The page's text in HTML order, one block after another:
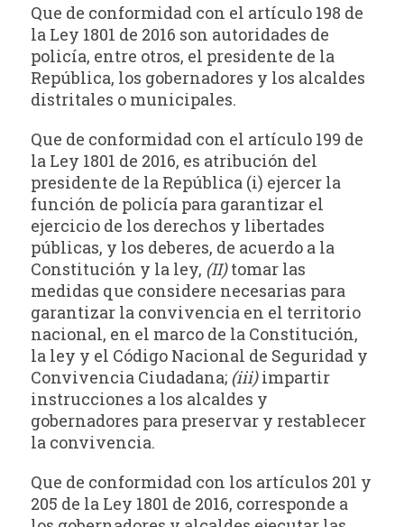
Que de conformidad con el artículo 198 de
la Ley 1801 de 2016 son autoridades de
policía, entre otros, el presidente de la
República, los gobernadores y los alcaldes
distritales o municipales.
Que de conformidad con el artículo 199 de
la Ley 1801 de 2016, es atribución del
presidente de la República (i) ejercer la
función de policía para garantizar el
ejercicio de los derechos y libertades
públicas, y los deberes, de acuerdo a la
Constitución y la ley, (II)tomar las
medidas que considere necesarias para
garantizar la convivencia en el territorio
nacional, en el marco de la Constitución,
la ley y el Código Nacional de Seguridad y
Convivencia Ciudadana; (iii)impartir
instrucciones a los alcaldes y
gobernadores para preservar y restablecer
la convivencia.
Que de conformidad con los artículos 201 y
205 de la Ley 1801 de 2016, corresponde a